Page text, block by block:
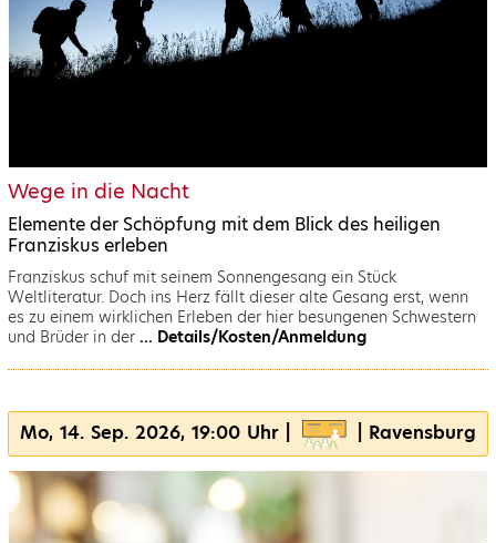
Wege in die Nacht
Elemente der Schöpfung mit dem Blick des heiligen
Franziskus erleben
Franziskus schuf mit seinem Sonnengesang ein Stück
Weltliteratur. Doch ins Herz fällt dieser alte Gesang erst, wenn
es zu einem wirklichen Erleben der hier besungenen Schwestern
und Brüder in der... Details/Kosten/Anmeldung
Mo, 14. Sep. 2026, 19:00 Uhr | | Ravensburg